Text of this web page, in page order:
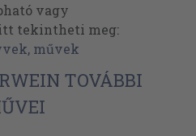
vagy
tekintheti meg:
művek
TOVÁBBI